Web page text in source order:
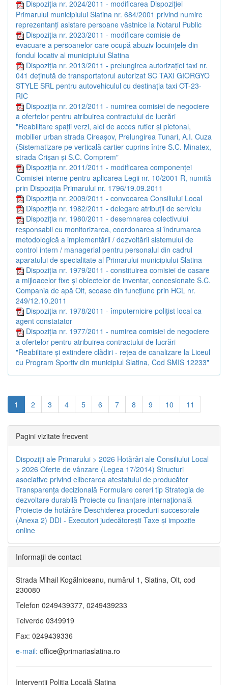
Dispoziția nr. 2024/2011 - modificarea Dispoziţiei
Primarului municipiului Slatina nr. 684/2001 privind numire
reprezentanţi asistare persoane vâstnice la Notarul Public
Dispoziția nr. 2023/2011 - modificare comisie de
evacuare a persoanelor care ocupă abuziv locuinţele din
fondul locativ al municipiului Slatina
Dispoziția nr. 2013/2011 - prelungirea autorizaţiei taxi nr.
041 deţinută de transportatorul autorizat SC TAXI GIORGYO
STYLE SRL pentru autovehiculul cu destinaţia taxi OT-23-
RIC
Dispoziția nr. 2012/2011 - numirea comisiei de negociere
a ofertelor pentru atribuirea contractului de lucrări
"Reabilitare spaţii verzi, alei de acces rutier şi pietonal,
mobilier urban strada Cireaşov, Prelungirea Tunari, A.I. Cuza
(Sistematizare pe verticală cartier cuprins între S.C. Minatex,
strada Crişan şi S.C. Comprem"
Dispoziția nr. 2011/2011 - modificarea componenţei
Comisiei interne pentru aplicarea Legii nr. 10/2001 R, numită
prin Dispoziţia Primarului nr. 1796/19.09.2011
Dispoziția nr. 2009/2011 - convocarea Consiliului Local
Dispoziția nr. 1982/2011 - delegare atribuţii de serviciu
Dispoziția nr. 1980/2011 - desemnarea colectivului
responsabil cu monitorizarea, coordonarea şi îndrumarea
metodologică a implementării / dezvoltării sistemului de
control intern / managerial pentru personalul din cadrul
aparatului de specialitate al Primarului municipiului Slatina
Dispoziția nr. 1979/2011 - constituirea comisiei de casare
a mijloacelor fixe şi obiectelor de inventar, concesionate S.C.
Compania de apă Olt, scoase din funcţiune prin HCL nr.
249/12.10.2011
Dispoziția nr. 1978/2011 - împuternicire poliţist local ca
agent constatator
Dispoziția nr. 1977/2011 - numirea comisiei de negociere
a ofertelor pentru atribuirea contractului de lucrări
"Reabilitare şi extindere clădiri - reţea de canalizare la Liceul
cu Program Sportiv din municipiul Slatina, Cod SMIS 12233"
1 2 3 4 5 6 7 8 9 10 11
Pagini vizitate frecvent
Dispoziţii ale Primarului > 2026 Hotărâri ale Consiliului Local
> 2026 Oferte de vânzare (Legea 17/2014) Structuri
asociative privind eliberarea atestatului de producător
Transparenţa decizională Formulare cereri tip Strategia de
dezvoltare durabilă Proiecte cu finanţare internaţională
Proiecte de hotărâre Deschiderea procedurii succesorale
(Anexa 2) DDI - Executori judecătorești Taxe şi impozite
online
Informaţii de contact
Strada Mihail Kogălniceanu, numărul 1, Slatina, Olt, cod
230080
Telefon 0249439377, 0249439233
Telverde 0349919
Fax: 0249439336
e-mail: office@primariaslatina.ro
Intervenții Poliția Locală Slatina